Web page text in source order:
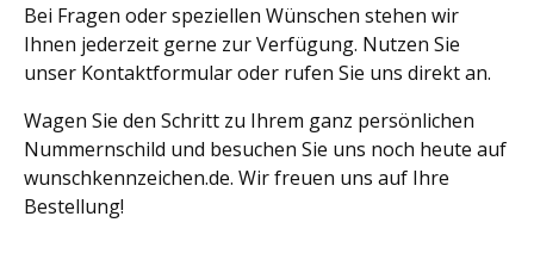
Bei Fragen oder speziellen Wünschen stehen wir
Ihnen jederzeit gerne zur Verfügung. Nutzen Sie
unser Kontaktformular oder rufen Sie uns direkt an.
Wagen Sie den Schritt zu Ihrem ganz persönlichen
Nummernschild und besuchen Sie uns noch heute auf
wunschkennzeichen.de. Wir freuen uns auf Ihre
Bestellung!